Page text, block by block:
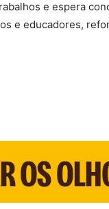
e espera
e educadores,